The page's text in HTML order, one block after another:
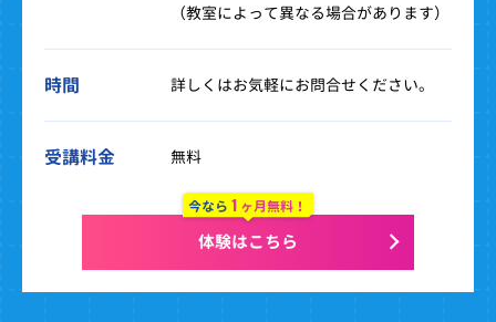
（教室によって異なる場合があります）
時間 詳しくはお気軽にお問合せください。
受講料金 無料
今なら1 ヶ月無料！
体験はこちら